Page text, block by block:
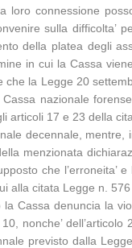
loro connessione
sulla
della platea degli
in cui la Cassa
che la Legge 20
nazionale
articoli 17 e 23 della
decennale, mentre,
menzionata
che l’erroneita’
alla citata Legge n.
Cassa denuncia la
nonche’
previsto dalla